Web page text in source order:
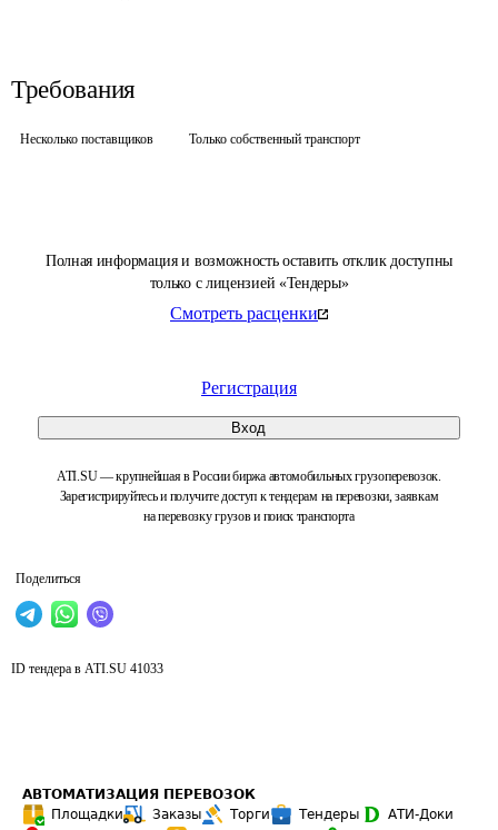
Полная информация и возможность оставить отклик доступны
только с лицензией «Тендеры»
Смотреть расценки
Регистрация
Вход
ATI.SU — крупнейшая в России биржа автомобильных грузоперевозок.
Зарегистрируйтесь и получите доступ к тендерам на перевозки, заявкам
на перевозку грузов и поиск транспорта
Поделиться
Требования
Несколько поставщиков Только собственный транспорт
ID тендера в ATI.SU 41033
АВТОМАТИЗАЦИЯ ПЕРЕВОЗОК
Площадки
Заказы Торги Тендеры
АТИ-Доки